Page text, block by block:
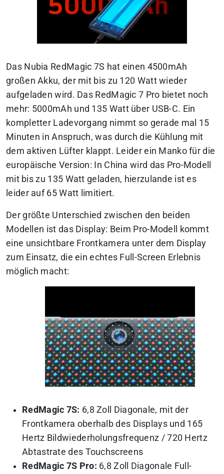
Das Nubia RedMagic 7S hat einen 4500mAh
großen Akku, der mit bis zu 120 Watt wieder
aufgeladen wird. Das RedMagic 7 Pro bietet noch
mehr: 5000mAh und 135 Watt über USB-C. Ein
kompletter Ladevorgang nimmt so gerade mal 15
Minuten in Anspruch, was durch die Kühlung mit
dem aktiven Lüfter klappt. Leider ein Manko für die
europäische Version: In China wird das Pro-Modell
mit bis zu 135 Watt geladen, hierzulande ist es
leider auf 65 Watt limitiert.
Der größte Unterschied zwischen den beiden
Modellen ist das Display: Beim Pro-Modell kommt
eine unsichtbare Frontkamera unter dem Display
zum Einsatz, die ein echtes Full-Screen Erlebnis
möglich macht:
RedMagic 7S: 6,8 Zoll Diagonale, mit der
Frontkamera oberhalb des Displays und 165
Hertz Bildwiederholungsfrequenz / 720 Hertz
Abtastrate des Touchscreens
RedMagic 7S Pro: 6,8 Zoll Diagonale Full-